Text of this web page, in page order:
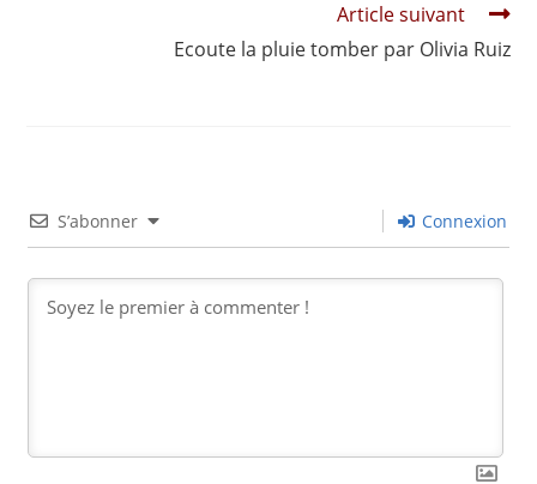
Article suivant
Ecoute la pluie tomber par Olivia Ruiz
S’abonner Connexion